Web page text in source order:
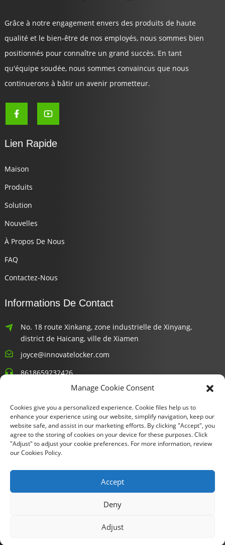
Grâce à notre engagement envers des produits de haute
qualité et le bien-être de nos employés, nous sommes bien
positionnés pour connaître un grand succès. En tant
qu'équipe soudée, nous sommes convaincus que nous
continuerons à bâtir un avenir prometteur.
Lien Rapide
Maison
Produits
Solution
Nouvelles
À Propos De Nous
FAQ
Contactez-Nous
Informations De Contact
No. 18 route Xinkang, zone industrielle de Xinyang,
district de Haicang, ville de Xiamen
joyce@innovatelocker.com
8618659232426
Saisissez votre adresse e-mail et nous vous enverrons les
dernières informations sur nos offres.
Copyright © 2024 Xiamen Fu Gui Tong Technology Co., Ltd. Tous
Plan du site
Manage Cookie Consent
Cookies give you a personalized experience. Cookie files help us to
enhance your experience using our website, simplify navigation, keep our
website safe, and assist in our marketing efforts. By clicking "Accept", you
agree to the storing of cookies on your device for these purposes. Click
"Adjust" to adjust your cookie preferences. For more information, review
our Cookies Policy.
Accept
Deny
Adjust